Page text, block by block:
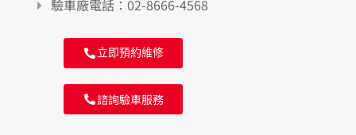
驗車廠電話：02-8666-4568
立即預約維修
諮詢驗車服務